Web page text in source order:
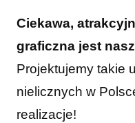
Ciekawa,
graficzna jest
Projektujemy takie
nielicznych w
realizacje!